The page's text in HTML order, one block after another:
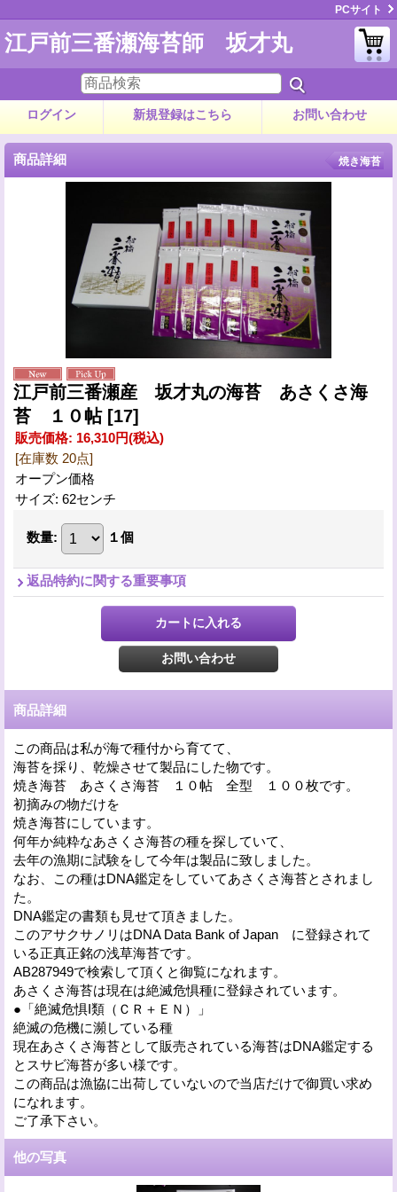
PCサイト
江戸前三番瀬海苔師 坂才丸
ログイン 新規登録はこちら お問い合わせ
商品詳細 焼き海苔
江戸前三番瀬産 坂才丸の海苔 あさくさ海
苔 １０帖 [17]
販売価格: 16,310円(税込)
[在庫数 20点]
オープン価格
サイズ: 62センチ
数量: １個
返品特約に関する重要事項
商品詳細
この商品は私が海で種付から育てて、
海苔を採り、乾燥させて製品にした物です。
焼き海苔 あさくさ海苔 １０帖 全型 １００枚です。
初摘みの物だけを
焼き海苔にしています。
何年か純粋なあさくさ海苔の種を探していて、
去年の漁期に試験をして今年は製品に致しました。
なお、この種はDNA鑑定をしていてあさくさ海苔とされまし
た。
DNA鑑定の書類も見せて頂きました。
このアサクサノリはDNA Data Bank of Japan に登録されて
いる正真正銘の浅草海苔です。
AB287949で検索して頂くと御覧になれます。
あさくさ海苔は現在は絶滅危惧種に登録されています。
●「絶滅危惧I類（ＣＲ＋ＥＮ）」
絶滅の危機に瀕している種
現在あさくさ海苔として販売されている海苔はDNA鑑定する
とスサビ海苔が多い様です。
この商品は漁協に出荷していないので当店だけで御買い求め
になれます。
ご了承下さい。
他の写真